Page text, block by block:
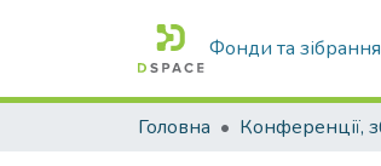
Фонди та зібрання
Головна